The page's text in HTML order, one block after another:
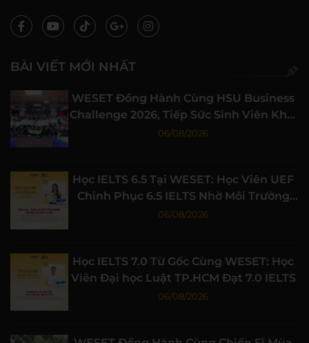
BÀI VIẾT MỚI NHẤT
WESET Đồng Hành Cùng HSU Business
Challenge 2026, Tiếp Sức Sinh Viên Khởi
Nghiệp
06/08/2026
Học IELTS 6.5 Tại WESET: Học Viên UEF
Chinh Phục 6.5 IELTS Nhờ Môi Trường
Học Tập Chất Lượng
06/08/2026
Học IELTS 7.0 Từ Gốc Cùng WESET: Học
Viên Đại học Luật TP.HCM Đạt 7.0 IELTS
06/08/2026